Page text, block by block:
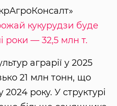
кукурудзи буде
роки — 32,5 млн т.
аграрії у 2025
21 млн тонн, що
2024 року. У структурі